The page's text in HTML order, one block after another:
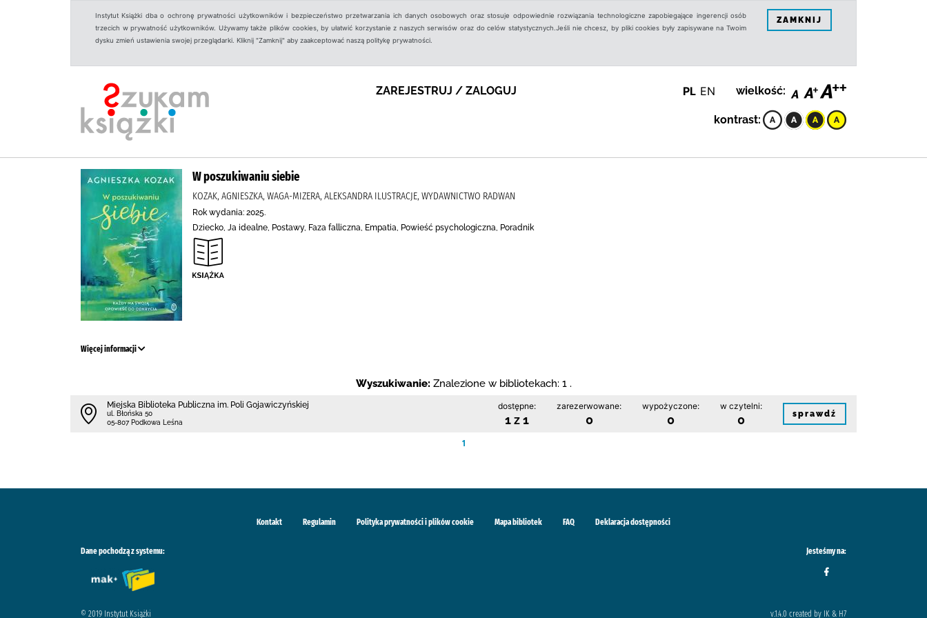
Instytut Książki dba o ochronę prywatności użytkowników i bezpieczeństwo przetwarzania ich danych osobowych oraz stosuje odpowiednie rozwiązania technologiczne zapobiegające ingerencji osób
trzecich w prywatność użytkowników. Używamy także plików cookies, by ułatwić korzystanie z naszych serwisów oraz do celów statystycznych.Jeśli nie chcesz, by pliki cookies były zapisywane na Twoim
dysku zmień ustawienia swojej przeglądarki. Kliknij "Zamknij" aby zaakceptować naszą politykę prywatności.
ZAMKNIJ
ZAREJESTRUJ / ZALOGUJ PL EN wielkość:
kontrast:
W poszukiwaniu siebie
KOZAK, AGNIESZKA, WAGA-MIZERA, ALEKSANDRA ILUSTRACJE, WYDAWNICTWO RADWAN
Rok wydania: 2025.
Dziecko, Ja idealne, Postawy, Faza falliczna, Empatia, Powieść psychologiczna, Poradnik
Więcej informacji
Wyszukiwanie: Znalezione w bibliotekach: 1 .
Miejska Biblioteka Publiczna im. Poli Gojawiczyńskiej
ul. Błońska 50
05-807 Podkowa Leśna
dostępne:
1 z 1
zarezerwowane:
0
wypożyczone:
0
w czytelni:
0 sprawdź
1
Kontakt Regulamin Polityka prywatności i plików cookie Mapa bibliotek FAQ Deklaracja dostępności
Dane pochodzą z systemu: Jesteśmy na:
© 2019 Instytut Książki v.1.4.0 created by IK & H7